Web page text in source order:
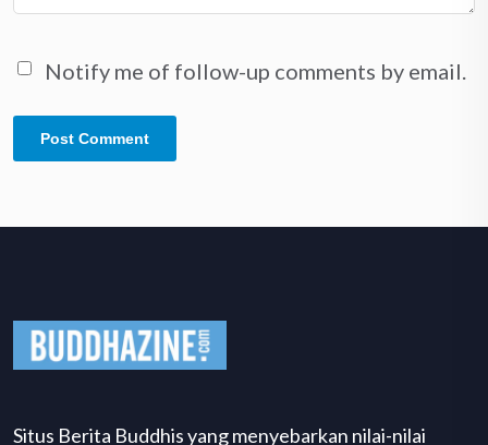
Notify me of follow-up comments by email.
Situs Berita Buddhis yang menyebarkan nilai-nilai